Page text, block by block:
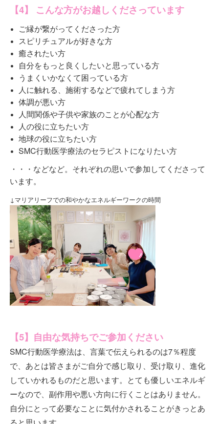
【4】 こんな方がお越しくださっています
ご縁が繋がってくださった方
スピリチュアルが好きな方
癒されたい方
自分をもっと良くしたいと思っている方
うまくいかなくて困っている方
人に触れる、施術するなどで疲れてしまう方
体調が悪い方
人間関係や子供や家族のことが心配な方
人の役に立ちたい方
地球の役に立ちたい方
SMC行動医学療法のセラピストになりたい方
・・・などなど。それぞれの思いで参加してくださって
います。
↓マリアリーフでの和やかなエネルギーワークの時間
【5】自由な気持ちでご参加ください
SMC行動医学療法は、言葉で伝えられるのは7％程度
で、あとは皆さまがご自分で感じ取り、受け取り、進化
していかれるものだと思います。とても優しいエネルギ
ーなので、副作用や悪い方向に行くことはありません。
自分にとって必要なことに気付かされることがきっとあ